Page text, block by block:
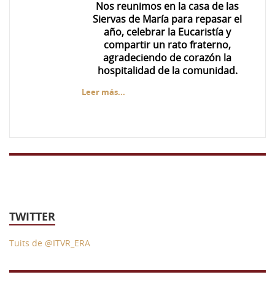
Nos reunimos en la casa de las
Siervas de María para repasar el
año, celebrar la Eucaristía y
compartir un rato fraterno,
agradeciendo de corazón la
hospitalidad de la comunidad.
Leer más...
TWITTER
Tuits de @ITVR_ERA